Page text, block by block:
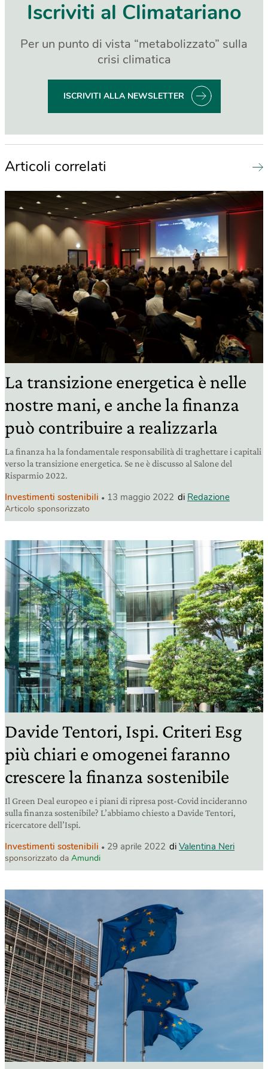
Iscriviti al Climatariano
Per un punto di vista “metabolizzato” sulla
crisi climatica
ISCRIVITI ALLA NEWSLETTER
Articoli correlati
La transizione energetica è nelle
nostre mani, e anche la finanza
può contribuire a realizzarla
La finanza ha la fondamentale responsabilità di traghettare i capitali
verso la transizione energetica. Se ne è discusso al Salone del
Risparmio 2022.
Investimenti sostenibili 13 maggio 2022 di Redazione
Articolo sponsorizzato
Davide Tentori, Ispi. Criteri Esg
più chiari e omogenei faranno
crescere la finanza sostenibile
Il Green Deal europeo e i piani di ripresa post-Covid incideranno
sulla finanza sostenibile? L’abbiamo chiesto a Davide Tentori,
ricercatore dell’Ispi.
Investimenti sostenibili 29 aprile 2022 di Valentina Neri
sponsorizzato da Amundi